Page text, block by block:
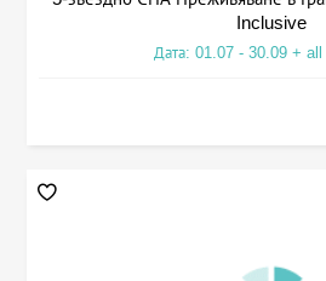
Inclusive
Дата: 01.07 - 30.09 +